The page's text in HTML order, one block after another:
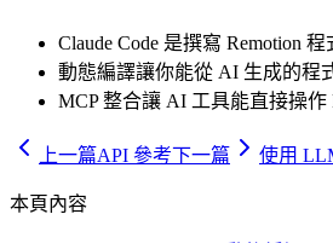
Claude Code 是撰寫 Remotion
動態編譯讓你能從 AI 生成的程
MCP 整合讓 AI 工具能直接操作
上一篇API 參考下一篇 使用
本頁內容